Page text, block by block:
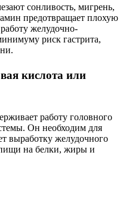
сонливость, мигрень,
предотвращает плохую
желудочно-
риск гастрита,
кислота или
работу головного
Он необходим для
выработку желудочного
на белки, жиры и